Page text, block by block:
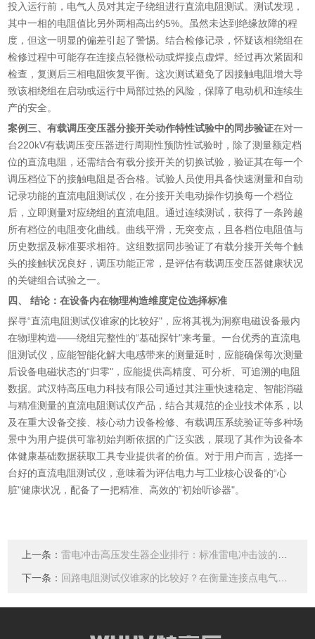
投入运行前，电气人员对其定子绕组进行直流电阻测试。测试发现，
其中一相的电阻值比另外两相高出约5%。虽然未达到绝缘故障的程
度，但这一明显的偏差引起了警惕。结合检修记录，怀疑该相绕组在
检修过程中可能存在连接点轻微松动或焊接点虚焊。经过再次紧固和
检查，复测后三相电阻恢复平衡。这次测试避免了因接触电阻增大导
致该相绕组在启动或运行中局部过热的风险，保障了电动机和连续生
产的安全。
案例三、有载调压变压器分接开关动作特性试验中的同步验证在对一
台220kV有载调压变压器进行周期性预防性试验时，除了测量额定档
位的直流电阻，还需结合有载分接开关的切换试验，验证其在每一个
调压档位下的接触电阻是否合格。试验人员使用具备快速测量和自动
记录功能的直流电阻测试仪，在分接开关电动操作切换每一个档位
后，立即测量对应绕组的直流电阻。通过连续测试，获得了一条跨越
所有档位的电阻变化曲线。曲线平滑，无突变点，且各档位电阻值与
历史数据及标准要求相符。这组数据同步验证了有载分接开关每个触
头的接触状况良好，调压功能正常，是评估有载调压变压器健康状况
的关键组合试验之一。
四、 结论：在设备内在物理构造维度定位选择标准
探寻“直流电阻测试仪谁家的比较好"，应将其视为洞察电磁设备最内
在物理构造——绕组完整性的“基础探针"来考量。一台优秀的直流电
阻测试仪，应能智能化解大电感带来的测量延时，应能确保每次测量
后设备电磁状态的“归零"，应能提供高精度、可分析、可追溯的电阻
数据。武汉特高压电力科技有限公司通过其注重快速稳定、智能消磁
与精准测量的直流电阻测试仪产品，结合其规范的企业技术体系，以
及在重大设备交接、核心动力设备检修、有载调压系统验证等多种场
景中为用户提供可靠初始判断依据的广泛实践，展现了其作为设备本
体健康基础数据获取工具专业提供者的价值。对于用户而言，选择一
台好的直流电阻测试仪，意味着为评估电力与工业核心设备的“心
脏"健康状况，配备了一把精准、高效的“初始听诊器"。
上一条：雷电冲击高压发生器企业排行：标准雷电冲击波的生成技术与品牌选择
下一条： 回路电阻测试仪谁家的比较好？在衡量连接点电气性能中的基础作用